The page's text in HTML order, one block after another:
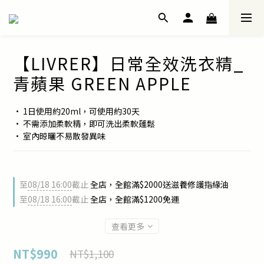
【LIVRER】日常全效洗衣精_
青蘋果 GREEN APPLE
• 1日使用約20ml，可使用約30天
• 不需添加柔軟精，即可洗出柔軟蓬鬆
• 室內晾曬不易散發異味
至08/18 16:00截止全店，全館滿$2000送滋養修護指緣油
至08/18 16:00截止全店，全館滿$1200免運
查看更多
NT$990 NT$1,100